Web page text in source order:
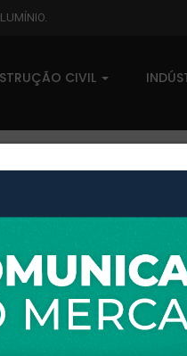
CIVIL
XTL-141 - (DS-
0 comentários
Disponível
Taxas R$ 0,00